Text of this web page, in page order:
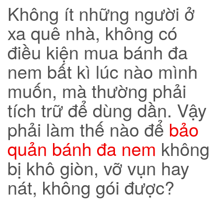
Không ít những người ở
xa quê nhà, không có
điều kiện mua bánh đa
nem bất kì lúc nào mình
muốn, mà thường phải
tích trữ để dùng dần. Vậy
phải làm thế nào để bảo
quản bánh đa nem không
bị khô giòn, vỡ vụn hay
nát, không gói được?